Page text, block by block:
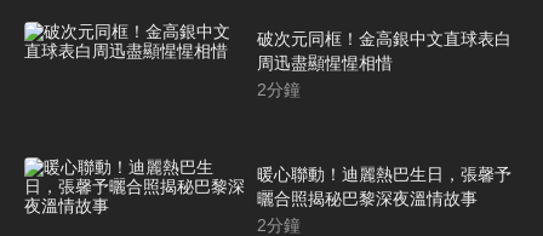
破次元同框！金高銀中文直球表白
周迅盡顯惺惺相惜
2分鐘
暖心聯動！迪麗熱巴生日，張馨予
曬合照揭秘巴黎深夜溫情故事
2分鐘